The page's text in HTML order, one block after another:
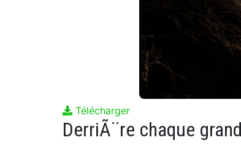
Télécharger
DerriÃ¨re chaque